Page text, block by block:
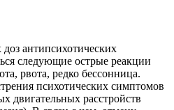
антипсихотических
следующие острые реакции
рвота, редко бессонница.
психотических симптомов
двигательных расстройств